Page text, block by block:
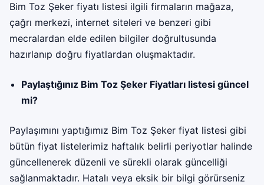
Bim Toz Şeker fiyatı listesi ilgili firmaların mağaza,
çağrı merkezi, internet siteleri ve benzeri gibi
mecralardan elde edilen bilgiler doğrultusunda
hazırlanıp doğru fiyatlardan oluşmaktadır.
Paylaştığınız Bim Toz Şeker Fiyatları listesi güncel
mi?
Paylaşımını yaptığımız Bim Toz Şeker fiyat listesi gibi
bütün fiyat listelerimiz haftalık belirli periyotlar halinde
güncellenerek düzenli ve sürekli olarak güncelliği
sağlanmaktadır. Hatalı veya eksik bir bilgi görürseniz